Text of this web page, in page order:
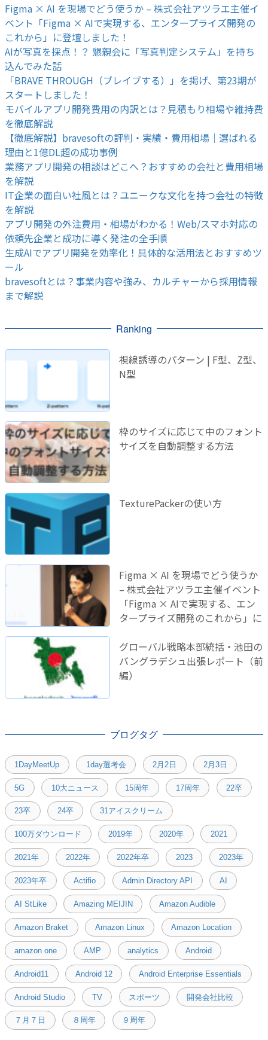
Figma × AI を現場でどう使うか – 株式会社アツラエ主催イ
ベント「Figma × AIで実現する、エンタープライズ開発の
これから」に登壇しました！
AIが写真を採点！？ 懇親会に「写真判定システム」を持ち
込んでみた話
「BRAVE THROUGH（ブレイブする）」を掲げ、第23期が
スタートしました！
モバイルアプリ開発費用の内訳とは？見積もり相場や維持費
を徹底解説
【徹底解説】bravesoftの評判・実績・費用相場｜選ばれる
理由と1億DL超の成功事例
業務アプリ開発の相談はどこへ？おすすめの会社と費用相場
を解説
IT企業の面白い社風とは？ユニークな文化を持つ会社の特徴
を解説
アプリ開発の外注費用・相場がわかる！Web/スマホ対応の
依頼先企業と成功に導く発注の全手順
生成AIでアプリ開発を効率化！具体的な活用法とおすすめツ
ール
bravesoftとは？事業内容や強み、カルチャーから採用情報
まで解説
Ranking
視線誘導のパターン | F型、Z型、
N型
枠のサイズに応じて中のフォント
サイズを自動調整する方法
TexturePackerの使い方
Figma × AI を現場でどう使うか
– 株式会社アツラエ主催イベント
「Figma × AIで実現する、エン
タープライズ開発のこれから」に
グローバル戦略本部統括・池田の
バングラデシュ出張レポート（前
編）
ブログタグ
1DayMeetUp 1day選考会 2月2日 2月3日
5G 10大ニュース 15周年 17周年 22卒
23卒 24卒 31アイスクリーム
100万ダウンロード 2019年 2020年 2021
2021年 2022年 2022年卒 2023 2023年
2023年卒 Actifio Admin Directory API AI
AI StLike Amazing MEIJIN Amazon Audible
Amazon Braket Amazon Linux Amazon Location
amazon one AMP analytics Android
Android11 Android 12 Android Enterprise Essentials
Android Studio TV スポーツ 開発会社比較
７月７日 ８周年 ９周年